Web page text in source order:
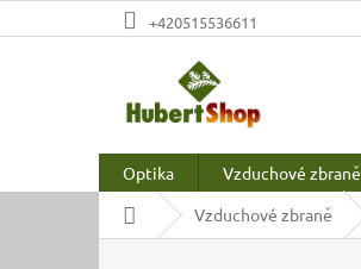
na
+420515536611
Optika Vzduchové zbraně
Domů Vzduchové zbraně